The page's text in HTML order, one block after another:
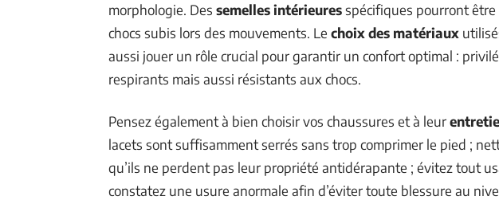
morphologie. Des semelles intérieuresspécifiques pourront être
chocs subis lors des mouvements. Le choix des matériaux
aussi jouer un rôle crucial pour garantir un confort optimal :
respirants mais aussi résistants aux chocs.
Pensez également à bien choisir vos chaussures et à leur
lacets sont suffisamment serrés sans trop comprimer le pied ;
qu’ils ne perdent pas leur propriété antidérapante ; évitez tout
constatez une usure anormale afin d’éviter toute blessure au